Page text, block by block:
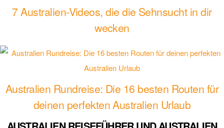
7 Australien-Videos, die die Sehnsucht in dir
wecken
Australien Rundreise: Die 16 besten Routen für
deinen perfekten Australien Urlaub